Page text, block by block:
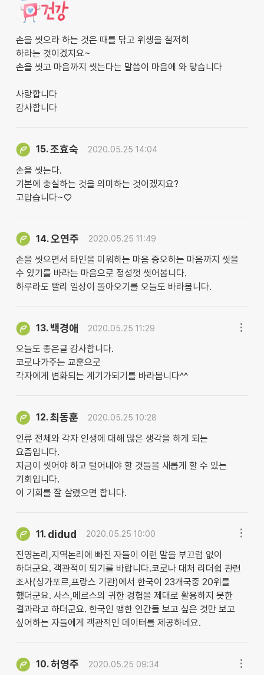
손을 씻으라 하는 것은 때를 닦고 위생을 철저히
하라는 것이겠지요~
손을 씻고 마음까지 씻는다는 말씀이 마음에 와 닿습니다
사랑합니다
감사합니다
15.조효숙 2020.05.25 14:04
손을 씻는다.
기본에 충실하는 것을 의미하는 것이겠지요?
고맙습니다~♡
14.오연주 2020.05.25 11:49
손을 씻으면서 타인을 미워하는 마음 증오하는 마음까지 씻을
수 있기를 바라는 마음으로 정성껏 씻어봅니다.
하루라도 빨리 일상이 돌아오기를 오늘도 바라봅니다.
13. 백경애 2020.05.25 11:29
오늘도 좋은글 감사합니다.
코로나가주는 교훈으로
각자에게 변화되는 계기가되기를 바라봅니다^^
12.최동훈 2020.05.25 10:28
인류 전체와 각자 인생에 대해 많은 생각을 하게 되는
요즘입니다.
지금이 씻어야 하고 털어내야 할 것들을 새롭게 할 수 있는
기회입니다.
이 기회를 잘 살렸으면 합니다.
11. didud 2020.05.25 10:00
진영논리,지역논리에 빠진 자들이 이런 말을 부끄럼 없이
하더군요. 객관적이 되기를 바랍니다.코로나 대처 리더쉽 관련
조사(싱가포르,프랑스 기관)에서 한국이 23개국중 20위를
했더군요. 사스,메르스의 귀한 경험을 제대로 활용하지 못한
결과라고 하더군요. 한국인 맹한 인간들 보고 싶은 것만 보고
싶어하는 자들에게 객관적인 데이터를 제공하네요.
10.허영주 2020.05.25 09:34